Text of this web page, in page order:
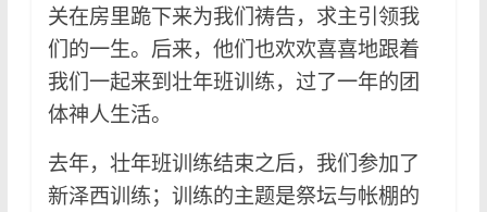
关在房里跪下来为我们祷告，求主引领我
们的一生。后来，他们也欢欢喜喜地跟着
我们一起来到壮年班训练，过了一年的团
体神人生活。
去年，壮年班训练结束之后，我们参加了
新泽西训练；训练的主题是祭坛与帐棚的